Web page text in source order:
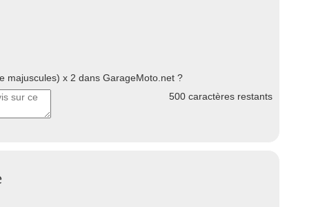
majuscules) x 2 dans GarageMoto.net ?
500 caractères restants